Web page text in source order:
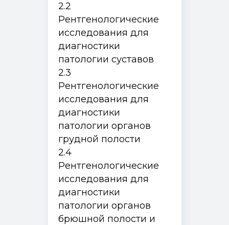
2.2
Рентгенологические
исследования для
диагностики
патологии суставов
2.3
Рентгенологические
исследования для
диагностики
патологии органов
грудной полости
2.4
Рентгенологические
исследования для
диагностики
патологии органов
брюшной полости и